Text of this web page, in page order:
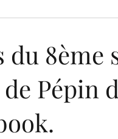
8ème
Pépin